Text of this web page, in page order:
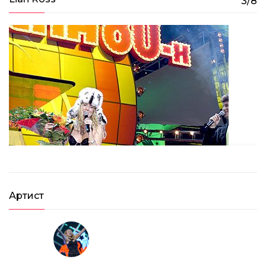
Lian Ross – Scratch My Name (2004)
Lian Ross – Say You’ll Never (2014)
Артист